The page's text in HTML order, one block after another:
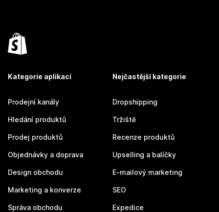
Kategorie aplikací
Prodejní kanály
Hledání produktů
Prodej produktů
Objednávky a doprava
Design obchodu
Marketing a konverze
Správa obchodu
Nejčastější kategorie
Dropshipping
Tržiště
Recenze produktů
Upselling a balíčky
E-mailový marketing
SEO
Expedice